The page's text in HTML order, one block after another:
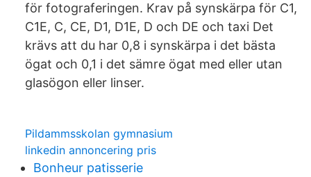
för fotograferingen. Krav på synskärpa för C1,
C1E, C, CE, D1, D1E, D och DE och taxi Det
krävs att du har 0,8 i synskärpa i det bästa
ögat och 0,1 i det sämre ögat med eller utan
glasögon eller linser.
Pildammsskolan gymnasium
linkedin annoncering pris
Bonheur patisserie